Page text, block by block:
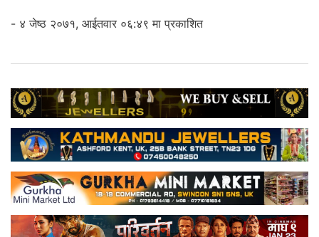
- ४ जेष्ठ २०७१, आईतवार ०६:४९ मा प्रकाशित